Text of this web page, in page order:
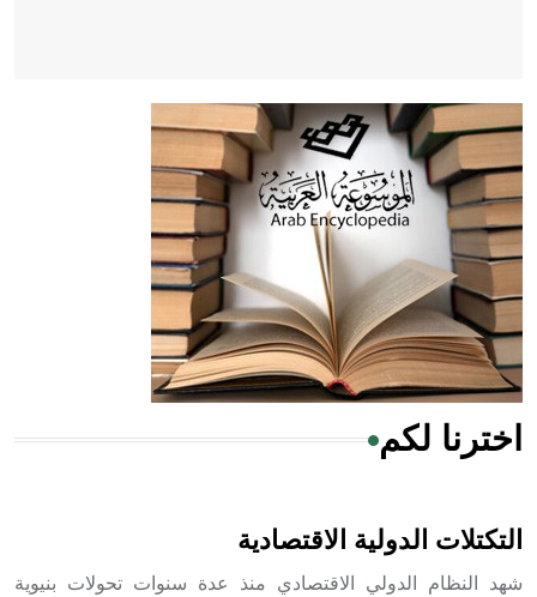
- هل تعلم أن أبقراط كتب في الطب أربعة مؤلفات هي:
الحكم، الأدلة، تنظيم التغذية، ورسالته في جروح الرأس. ويعود
له الفضل بأنه حرر الطب من الدين والفلسفة.
- هل تعلم أن المرجان إفراز حيواني يتكون في البحر ويتركب
من مادة كربونات الكلسيوم، وهو أحمر أو شديد الحمرة وهو
أجود أنواعه، ويمتاز بكبر الحجم ويسمى الش
هل تعلم أن الأبسيد كلمة فرنسية اللفظ تم اعتمادها مصطلحاً
اخترنا لكم
التكتلات الدولية الاقتصادية
شهد النظام الدولي الاقتصادي منذ عدة سنوات تحولات بنيوية